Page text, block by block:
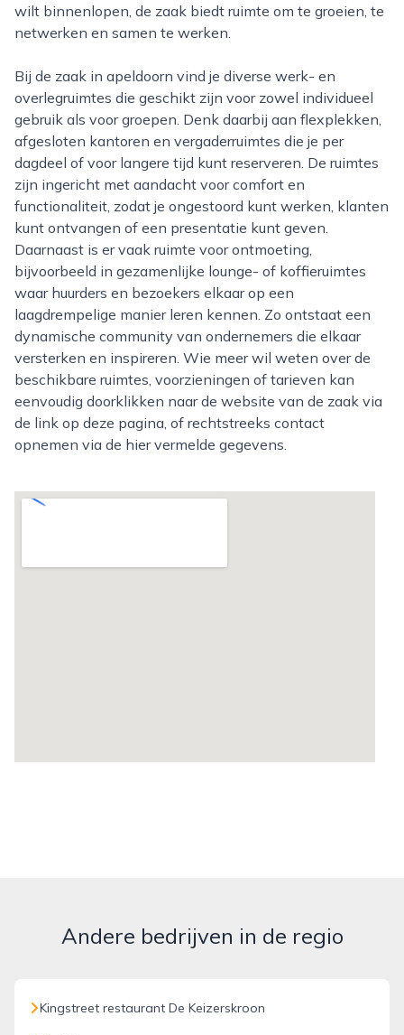
wilt binnenlopen, de zaak biedt ruimte om te groeien, te
netwerken en samen te werken.
Bij de zaak in apeldoorn vind je diverse werk- en
overlegruimtes die geschikt zijn voor zowel individueel
gebruik als voor groepen. Denk daarbij aan flexplekken,
afgesloten kantoren en vergaderruimtes die je per
dagdeel of voor langere tijd kunt reserveren. De ruimtes
zijn ingericht met aandacht voor comfort en
functionaliteit, zodat je ongestoord kunt werken, klanten
kunt ontvangen of een presentatie kunt geven.
Daarnaast is er vaak ruimte voor ontmoeting,
bijvoorbeeld in gezamenlijke lounge- of koffieruimtes
waar huurders en bezoekers elkaar op een
laagdrempelige manier leren kennen. Zo ontstaat een
dynamische community van ondernemers die elkaar
versterken en inspireren. Wie meer wil weten over de
beschikbare ruimtes, voorzieningen of tarieven kan
eenvoudig doorklikken naar de website van de zaak via
de link op deze pagina, of rechtstreeks contact
opnemen via de hier vermelde gegevens.
Andere bedrijven in de regio
Kingstreet restaurant De Keizerskroon